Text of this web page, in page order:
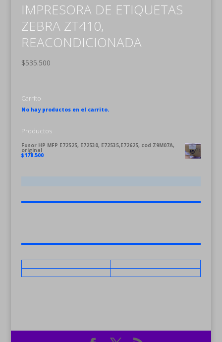
IMPRESORA DE ETIQUETAS
ZEBRA ZT410,
REACONDICIONADA
$535.500
Carrito
No hay productos en el carrito.
Productos
Fusor HP MFP E72525, E72530, E72535,E72625, cod Z9M07A,
original
$178.500